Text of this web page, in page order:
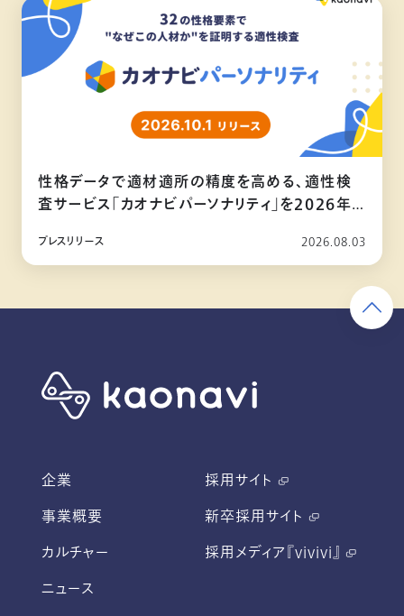
性格データで適材適所の精度を高める、適性検
査サービス「カオナビパーソナリティ」を2026年
プレスリリース 2026.08.03
企業
事業概要
カルチャー
ニュース
採用サイト
新卒採用サイト
採用メディア『vivivi』